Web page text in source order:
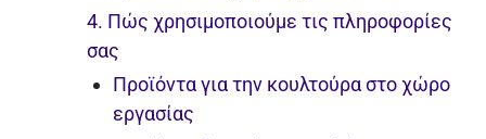
4. Πώς χρησιμοποιούμε τις πληροφορίες
σας
Προϊόντα για την κουλτούρα στο χώρο
εργασίας